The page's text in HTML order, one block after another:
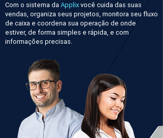
Com o sistema daApplixvocê cuida das suas
vendas, organiza seus projetos, monitora seu fluxo
de caixa e coordena sua operação de onde
estiver, de forma simples e rápida, e com
informações precisas.